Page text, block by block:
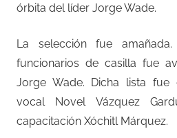
órbita del líder Jorge Wade.
La selección fue
funcionarios de casilla fue
Jorge Wade. Dicha lista fue
vocal Novel Vázquez
capacitación Xóchitl Márquez.